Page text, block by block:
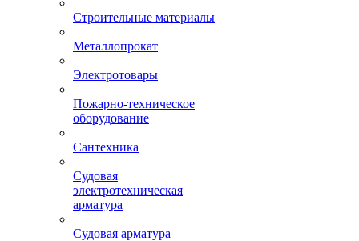
Строительные материалы
Металлопрокат
Электротовары
Пожарно-техническое
оборудование
Сантехника
Судовая
электротехническая
арматура
Судовая арматура